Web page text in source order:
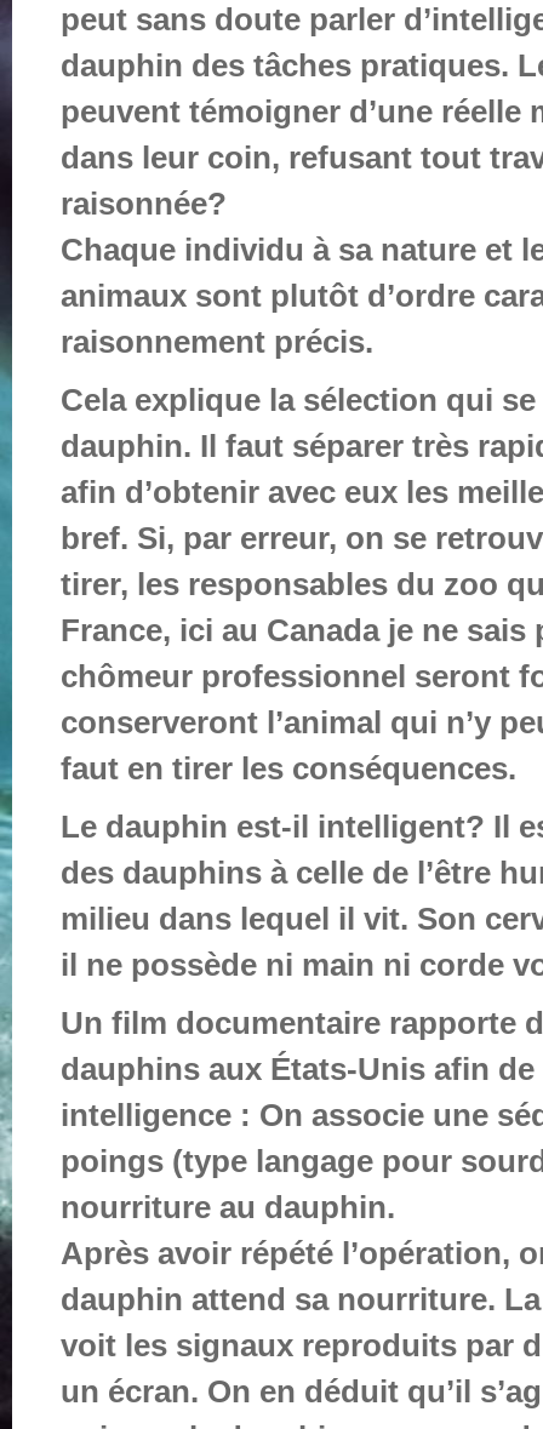
peut sans doute parler
dauphin des tâches pratiques.
peuvent témoigner d’une réelle
dans leur coin, refusant tout
raisonnée?
Chaque individu à sa nature et
animaux sont plutôt d’ordre
raisonnement précis.
Cela explique la sélection qui
dauphin. Il faut séparer très
afin d’obtenir avec eux les
bref. Si, par erreur, on se
tirer, les responsables du zoo
France, ici au Canada je ne
chômeur professionnel seront
conserveront l’animal qui n’y
faut en tirer les conséquences.
Le dauphin est-il intelligent? Il
des dauphins à celle de l’être
milieu dans lequel il vit. Son
il ne possède ni main ni corde
Un film documentaire rapporte
dauphins aux États-Unis afin
intelligence : On associe une
poings (type langage pour
nourriture au dauphin.
Après avoir répété l’opération,
dauphin attend sa nourriture.
voit les signaux reproduits par
un écran. On en déduit qu’il